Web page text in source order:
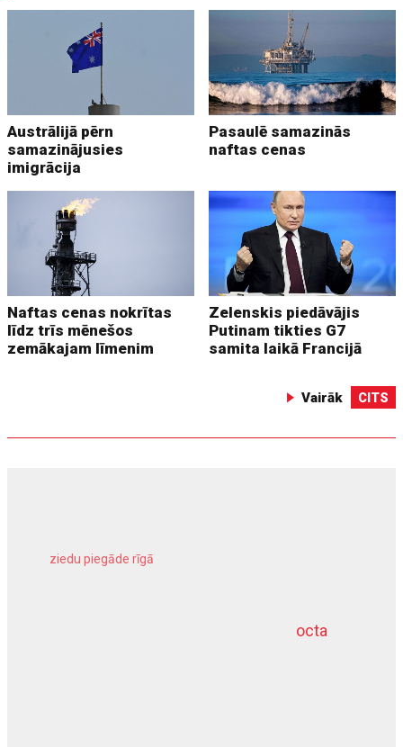
Austrālijā pērn
samazinājusies
imigrācija
Pasaulē samazinās
naftas cenas
Naftas cenas nokrītas
līdz trīs mēnešos
zemākajam līmenim
Zelenskis piedāvājis
Putinam tikties G7
samita laikā Francijā
Vairāk CITS
octa
ziedu piegāde rīgā
dziļurbums